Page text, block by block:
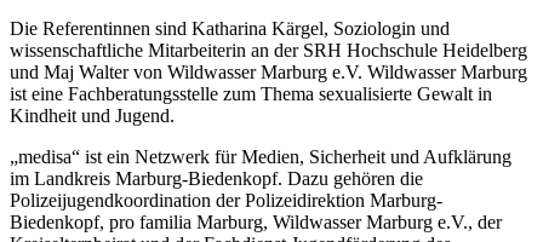
Die Referentinnen sind Katharina Kärgel, Soziologin und
wissenschaftliche Mitarbeiterin an der SRH Hochschule Heidelberg
und Maj Walter von Wildwasser Marburg e.V. Wildwasser Marburg
ist eine Fachberatungsstelle zum Thema sexualisierte Gewalt in
Kindheit und Jugend.
„medisa“ ist ein Netzwerk für Medien, Sicherheit und Aufklärung
im Landkreis Marburg-Biedenkopf. Dazu gehören die
Polizeijugendkoordination der Polizeidirektion Marburg-
Biedenkopf, pro familia Marburg, Wildwasser Marburg e.V., der